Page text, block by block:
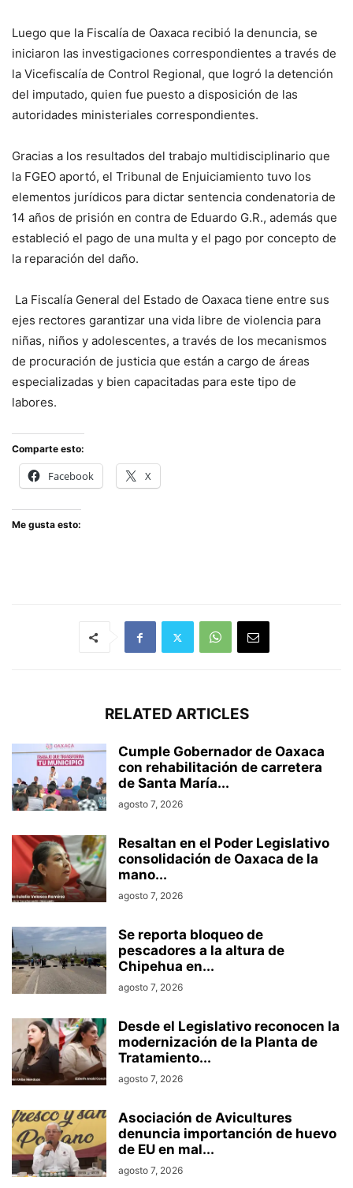
Luego que la Fiscalía de Oaxaca recibió la denuncia, se
iniciaron las investigaciones correspondientes a través de
la Vicefiscalía de Control Regional, que logró la detención
del imputado, quien fue puesto a disposición de las
autoridades ministeriales correspondientes.
Gracias a los resultados del trabajo multidisciplinario que
la FGEO aportó, el Tribunal de Enjuiciamiento tuvo los
elementos jurídicos para dictar sentencia condenatoria de
14 años de prisión en contra de Eduardo G.R., además que
estableció el pago de una multa y el pago por concepto de
la reparación del daño.
La Fiscalía General del Estado de Oaxaca tiene entre sus
ejes rectores garantizar una vida libre de violencia para
niñas, niños y adolescentes, a través de los mecanismos
de procuración de justicia que están a cargo de áreas
especializadas y bien capacitadas para este tipo de
labores.
Comparte esto:
Facebook X
Me gusta esto:
RELATED ARTICLES
Cumple Gobernador de Oaxaca
con rehabilitación de carretera
de Santa María...
agosto 7, 2026
Resaltan en el Poder Legislativo
consolidación de Oaxaca de la
mano...
agosto 7, 2026
Se reporta bloqueo de
pescadores a la altura de
Chipehua en...
agosto 7, 2026
Desde el Legislativo reconocen la
modernización de la Planta de
Tratamiento...
agosto 7, 2026
Asociación de Avicultures
denuncia importanción de huevo
de EU en mal...
agosto 7, 2026